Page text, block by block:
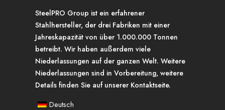
SteelPRO Group ist ein erfahrener
Stahlhersteller, der drei Fabriken mit einer
Jahreskapazität von über 1.000.000 Tonnen
betreibt. Wir haben außerdem viele
Niederlassungen auf der ganzen Welt. Weitere
Niederlassungen sind in Vorbereitung, weitere
Details finden Sie auf unserer Kontaktseite.
Deutsch